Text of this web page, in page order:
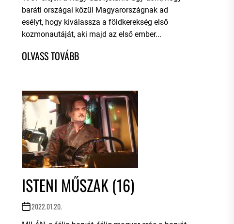
baráti országai közül Magyarországnak ad
esélyt, hogy kiválassza a földkerekség első
kozmonautáját, aki majd az első ember...
ISTENI MŰSZAK (16)
2022.01.20.